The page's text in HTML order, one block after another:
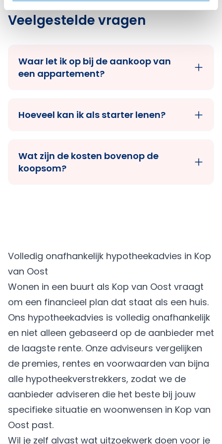
Veelgestelde vragen
Waar let ik op bij de aankoop van
een appartement?
Hoeveel kan ik als starter lenen?
Wat zijn de kosten bovenop de
koopsom?
Volledig onafhankelijk hypotheekadvies in Kop
van Oost
Wonen in een buurt als Kop van Oost vraagt
om een financieel plan dat staat als een huis.
Ons hypotheekadvies is volledig onafhankelijk
en niet alleen gebaseerd op de aanbieder met
de laagste rente. Onze adviseurs vergelijken
de premies, rentes en voorwaarden van bijna
alle hypotheekverstrekkers, zodat we de
aanbieder adviseren die het beste bij jouw
specifieke situatie en woonwensen in Kop van
Oost past.
Wil je zelf alvast wat uitzoekwerk doen voor je